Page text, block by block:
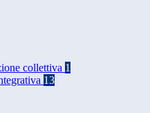
collettiva 1
13